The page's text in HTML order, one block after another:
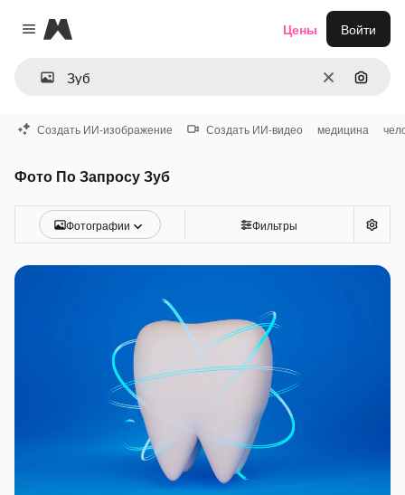
Close menu
Magnific
ОчиститьПоиск
Цены Войти
Создать ИИ-изображение Создать ИИ-видео медицина
Фото По Запросу Зуб
Фотографии Фильтры